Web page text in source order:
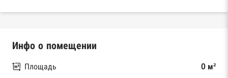
Инфо о помещении
Площадь
0 м²